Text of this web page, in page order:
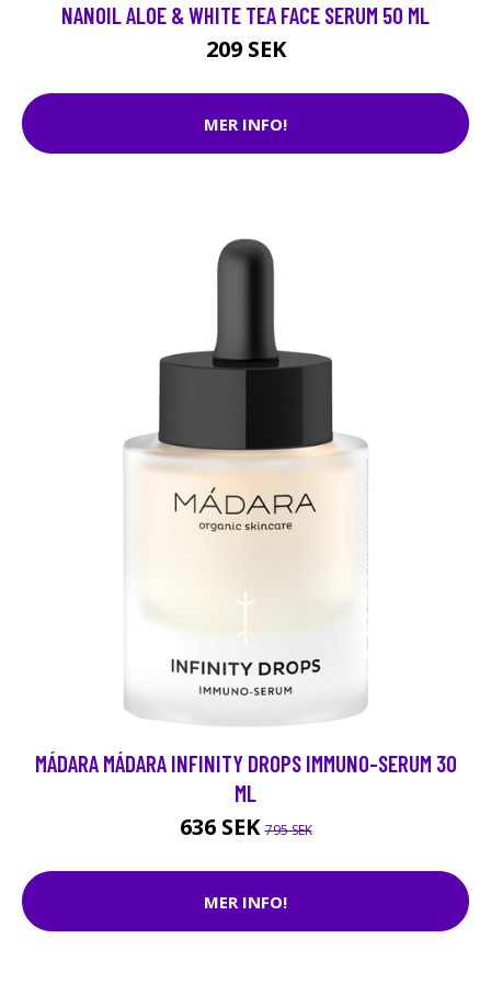
NANOIL ALOE & WHITE TEA FACE SERUM 50 ML
209 SEK
MER INFO!
MÁDARA MÁDARA INFINITY DROPS IMMUNO-SERUM 30
ML
636 SEK795 SEK
MER INFO!